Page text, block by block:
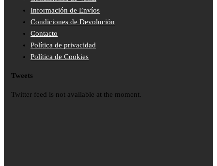
Información de Envíos
Condiciones de Devolución
Contacto
Política de privacidad
Política de Cookies
Tweets
Twitter feed is not available at the moment.